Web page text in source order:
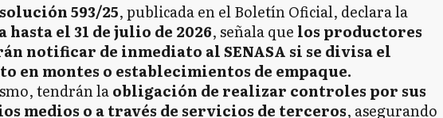
593/25, publicada en el Boletín Oficial, declara la
hasta el 31 de julio de 2026, señala que los productores
notificar de inmediato al SENASA si se divisa el
en montes o establecimientos de empaque.
tendrán laobligación de realizar controles por sus
medios o a través de servicios de terceros, asegurando